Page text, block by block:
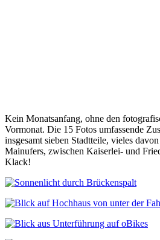
Kein Monatsanfang, ohne den
Vormonat. Die 15 Fotos umfassende
insgesamt sieben Stadtteile, vieles
Mainufers, zwischen Kaiserlei- und
Klack!